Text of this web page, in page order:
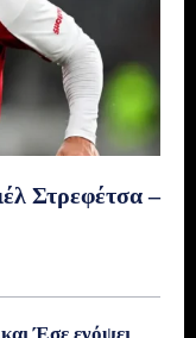
Στρεφέτσα –